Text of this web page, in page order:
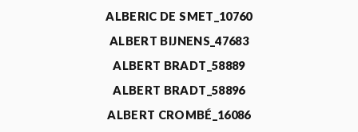
ALBERIC DE SMET_10760
ALBERT BIJNENS_47683
ALBERT BRADT_58889
ALBERT BRADT_58896
ALBERT CROMBÉ_16086